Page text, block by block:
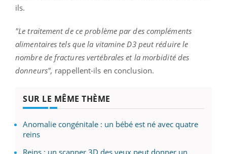
ils.
"Le traitement de ce problème par des compléments
alimentaires tels que la vitamine D3 peut réduire le
nombre de fractures vertébrales et la morbidité des
donneurs", rappellent-ils en conclusion.
SUR LE MÊME THÈME
Anomalie congénitale : un bébé est né avec quatre
reins
Reins : un scanner 3D des yeux peut donner un